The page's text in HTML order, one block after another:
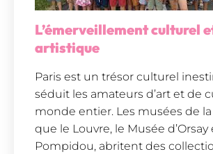
L’émerveillement culturel
artistique
Paris est un trésor culturel
séduit les amateurs d’art et de
monde entier. Les musées de la
que le Louvre, le Musée
Pompidou, abritent des